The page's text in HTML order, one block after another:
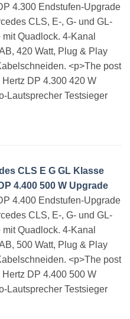
4.300 Endstufen-Upgrade
CLS, E-, G- und GL-
mit Quadlock. 4-Kanal
420 Watt, Plug & Play
<p>The post
DP 4.300 420 W
Lautsprecher Testsieger
CLS E G GL Klasse
4.400 500 W Upgrade
4.400 Endstufen-Upgrade
CLS, E-, G- und GL-
mit Quadlock. 4-Kanal
500 Watt, Plug & Play
<p>The post
DP 4.400 500 W
Lautsprecher Testsieger